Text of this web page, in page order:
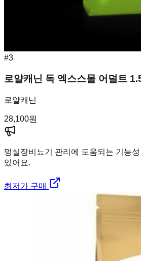
#3
로얄캐닌 독 엑스스몰 어덜트
로얄캐닌
28,100원
멍실장비뇨기 관리에 도움되는 기능
있어요.
최저가 구매